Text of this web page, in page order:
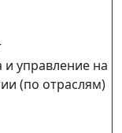
управление на
(по отраслям)